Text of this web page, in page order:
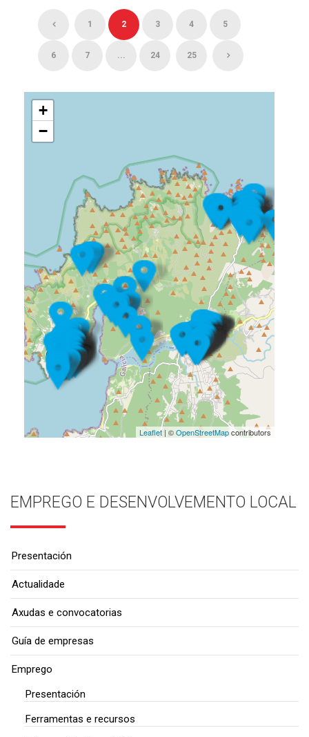
1 2 3 4 5
6 7 ... 24 25
+
−
Leaflet| ©OpenStreetMapcontributors
EMPREGO E DESENVOLVEMENTO LOCAL
Presentación
Actualidade
Axudas e convocatorias
Guía de empresas
Emprego
Presentación
Ferramentas e recursos